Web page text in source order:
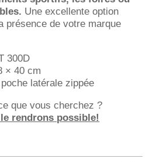
Une excellente option
présence de votre marque
300D
× 40 cm
latérale zippée
que vous cherchez ?
rendrons possible!